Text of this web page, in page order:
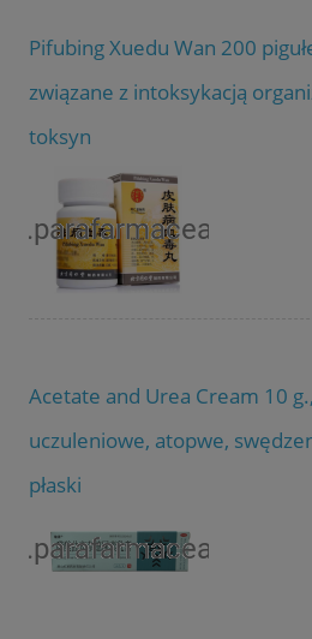
Pifubing Xuedu Wan 200
związane z intoksykacją
toksyn
Acetate and Urea Cream 10
uczuleniowe, atopwe,
płaski